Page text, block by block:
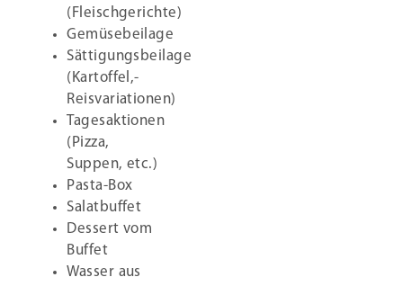
(Fleischgerichte)
Gemüsebeilage
Sättigungsbeilage
(Kartoffel,-
Reisvariationen)
Tagesaktionen
(Pizza,
Suppen, etc.)
Pasta-Box
Salatbuffet
Dessert vom
Buffet
Wasser aus